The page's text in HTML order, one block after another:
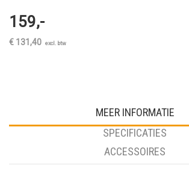
159,-
€ 131,40 excl. btw
MEER INFORMATIE
SPECIFICATIES
ACCESSOIRES